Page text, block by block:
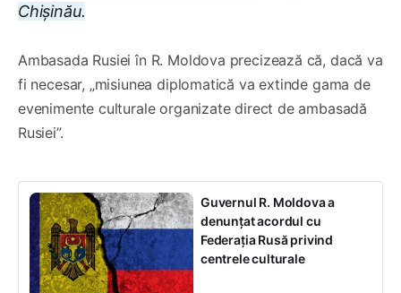
Chișinău.
Ambasada Rusiei în R. Moldova precizează că, dacă va
fi necesar, „misiunea diplomatică va extinde gama de
evenimente culturale organizate direct de ambasadă
Rusiei”.
Guvernul R. Moldova a
denunțat acordul cu
Federația Rusă privind
centrele culturale